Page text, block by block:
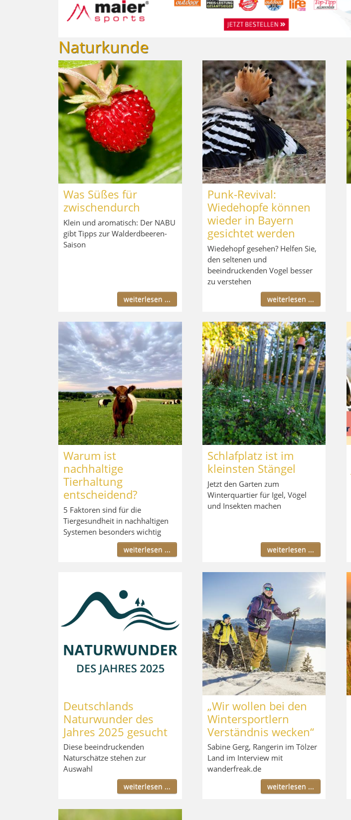
Naturkunde
Was Süßes für
zwischendurch
Klein und aromatisch: Der NABU
gibt Tipps zur Walderdbeeren-
Saison
weiterlesen ...
Punk-Revival:
Wiedehopfe können
wieder in Bayern
gesichtet werden
Wiedehopf gesehen? Helfen Sie,
den seltenen und
beeindruckenden Vogel besser
zu verstehen
weiterlesen ...
Warum ist
nachhaltige
Tierhaltung
entscheidend?
5 Faktoren sind für die
Tiergesundheit in nachhaltigen
Systemen besonders wichtig
weiterlesen ...
Schlafplatz ist im
kleinsten Stängel
Jetzt den Garten zum
Winterquartier für Igel, Vögel
und Insekten machen
weiterlesen ...
Deutschlands
Naturwunder des
Jahres 2025 gesucht
Diese beeindruckenden
Naturschätze stehen zur
Auswahl
weiterlesen ...
„Wir wollen bei den
Wintersportlern
Verständnis wecken“
Sabine Gerg, Rangerin im Tölzer
Land im Interview mit
wanderfreak.de
weiterlesen ...